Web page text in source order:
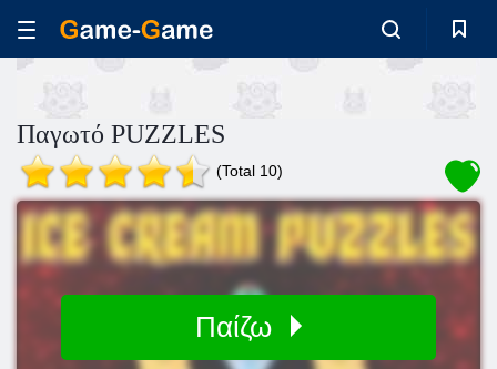
Παγωτό PUZZLES
(Total 10)
Παίζω